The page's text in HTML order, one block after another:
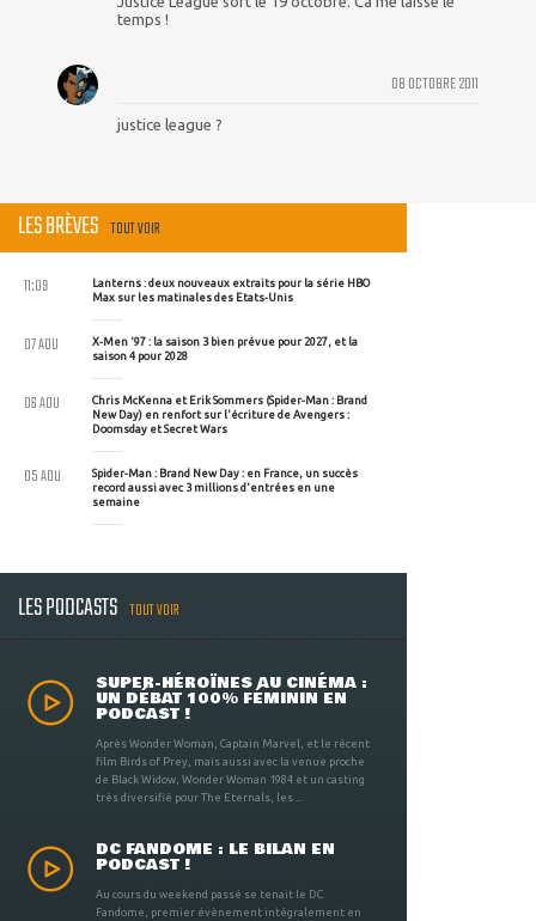
temps !
08 OCTOBRE 2011
justice league ?
LES BRÈVES TOUT VOIR
Lanterns : deux nouveaux extraits pour la série HBO
Max sur les matinales des Etats-Unis
11:09
X-Men '97 : la saison 3 bien prévue pour 2027, et la
saison 4 pour 2028
07 AOU
Chris McKenna et Erik Sommers (Spider-Man : Brand
New Day) en renfort sur l'écriture de Avengers :
Doomsday et Secret Wars
06 AOU
Spider-Man : Brand New Day : en France, un succès
record aussi avec 3 millions d'entrées en une
semaine
05 AOU
LES PODCASTS TOUT VOIR
SUPER-HÉROÏNES AU CINÉMA :
UN DÉBAT 100% FÉMININ EN
PODCAST !
Après Wonder Woman, Captain Marvel, et le récent
film Birds of Prey, mais aussi avec la venue proche
de Black Widow, Wonder Woman 1984 et un casting
très diversifié pour The Eternals, les ...
DC FANDOME : LE BILAN EN
PODCAST !
Au cours du weekend passé se tenait le DC
Fandome, premier évènement intégralement en